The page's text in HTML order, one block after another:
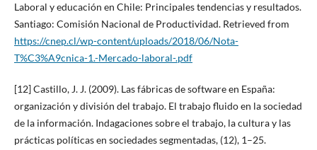
Laboral y educación en Chile: Principales tendencias y resultados.
Santiago: Comisión Nacional de Productividad. Retrieved from
https://cnep.cl/wp-content/uploads/2018/06/Nota-
T%C3%A9cnica-1.-Mercado-laboral-.pdf
[12] Castillo, J. J. (2009). Las fábricas de software en España:
organización y división del trabajo. El trabajo fluido en la sociedad
de la información. Indagaciones sobre el trabajo, la cultura y las
prácticas políticas en sociedades segmentadas, (12), 1–25.